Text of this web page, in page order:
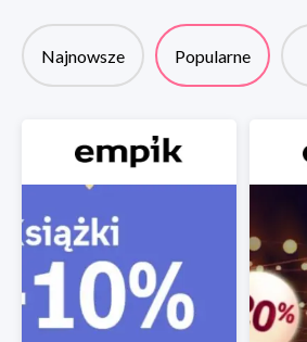
Najnowsze Popularne